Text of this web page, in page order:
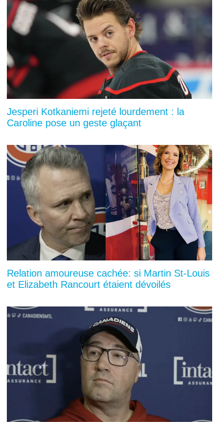
Jesperi Kotkaniemi rejeté lourdement : la
Caroline pose un geste glaçant
Relation amoureuse cachée: si Martin St-Louis
et Elizabeth Rancourt étaient dévoilés